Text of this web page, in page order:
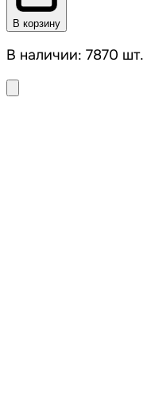
В корзину
В наличии: 7870 шт.